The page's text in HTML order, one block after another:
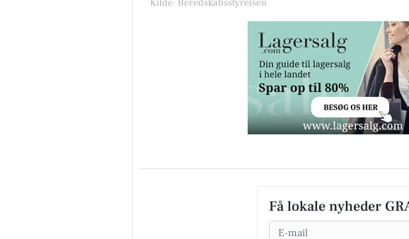
Kilde: Beredskabsstyrelsen
Få lokale nyheder
Email